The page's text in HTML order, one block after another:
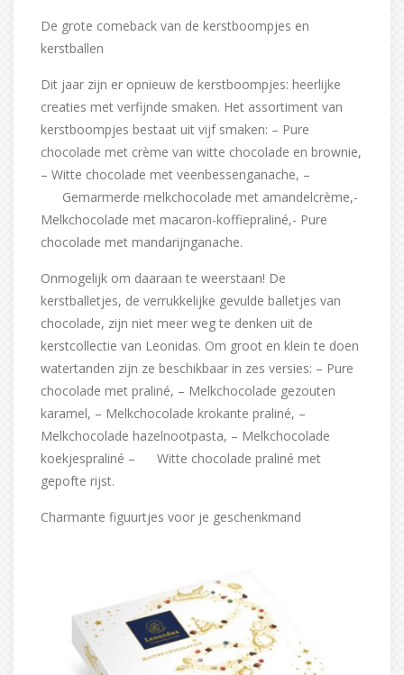
De grote comeback van de kerstboompjes en
kerstballen
Dit jaar zijn er opnieuw de kerstboompjes: heerlijke
creaties met verfijnde smaken. Het assortiment van
kerstboompjes bestaat uit vijf smaken: – Pure
chocolade met crème van witte chocolade en brownie,
– Witte chocolade met veenbessenganache, –
Gemarmerde melkchocolade met amandelcrème,-
Melkchocolade met macaron-koffiepraliné,- Pure
chocolade met mandarijnganache.
Onmogelijk om daaraan te weerstaan! De
kerstballetjes, de verrukkelijke gevulde balletjes van
chocolade, zijn niet meer weg te denken uit de
kerstcollectie van Leonidas. Om groot en klein te doen
watertanden zijn ze beschikbaar in zes versies: – Pure
chocolade met praliné, – Melkchocolade gezouten
karamel, – Melkchocolade krokante praliné, –
Melkchocolade hazelnootpasta, – Melkchocolade
koekjespraliné – Witte chocolade praliné met
gepofte rijst.
Charmante figuurtjes voor je geschenkmand